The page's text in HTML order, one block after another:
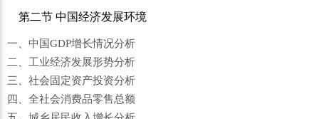
第二节 中国经济发展环境
一、中国GDP增长情况分析
二、工业经济发展形势分析
三、社会固定资产投资分析
四、全社会消费品零售总额